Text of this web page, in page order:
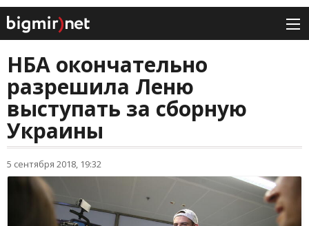
НБА окончательно
разрешила Леню
выступать за сборную
Украины
5 сентября 2018, 19:32